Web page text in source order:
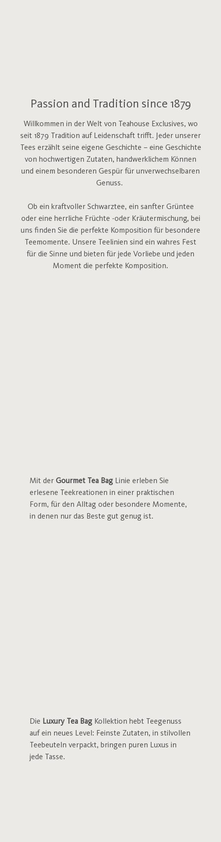
Passion and Tradition since 1879
Willkommen in der Welt von Teahouse Exclusives, wo
seit 1879 Tradition auf Leidenschaft trifft. Jeder unserer
Tees erzählt seine eigene Geschichte – eine Geschichte
von hochwertigen Zutaten, handwerklichem Können
und einem besonderen Gespür für unverwechselbaren
Genuss.
Ob ein kraftvoller Schwarztee, ein sanfter Grüntee
oder eine herrliche Früchte -oder Kräutermischung, bei
uns finden Sie die perfekte Komposition für besondere
Teemomente. Unsere Teelinien sind ein wahres Fest
für die Sinne und bieten für jede Vorliebe und jeden
Moment die perfekte Komposition.
Mit der Gourmet Tea Bag Linie erleben Sie
erlesene Teekreationen in einer praktischen
Form, für den Alltag oder besondere Momente,
in denen nur das Beste gut genug ist.
Die Luxury Tea Bag Kollektion hebt Teegenuss
auf ein neues Level: Feinste Zutaten, in stilvollen
Teebeuteln verpackt, bringen puren Luxus in
jede Tasse.